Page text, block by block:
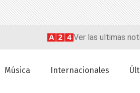
Ver las ultimas
Música Internacionales